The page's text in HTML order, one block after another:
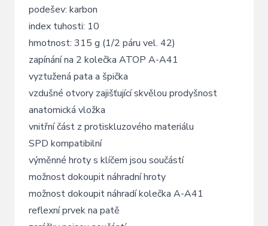
podešev: karbon
index tuhosti: 10
hmotnost: 315 g (1/2 páru vel. 42)
zapínání na 2 kolečka ATOP A-A41
vyztužená pata a špička
vzdušné otvory zajišťující skvělou prodyšnost
anatomická vložka
vnitřní část z protiskluzového materiálu
SPD kompatibilní
výměnné hroty s klíčem jsou součástí
možnost dokoupit náhradní hroty
možnost dokoupit náhradí kolečka A-A41
reflexní prvek na patě